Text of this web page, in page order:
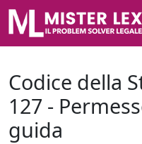
Codice della
127 -
guida